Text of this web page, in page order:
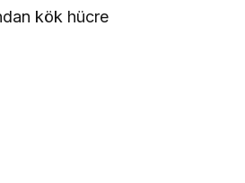
kök hücre